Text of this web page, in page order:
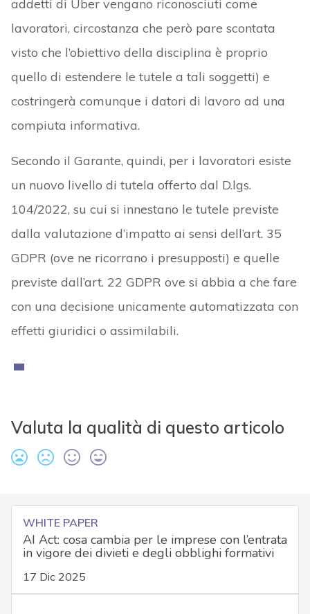
addetti di Uber vengano riconosciuti come
lavoratori, circostanza che però pare scontata
visto che l’obiettivo della disciplina è proprio
quello di estendere le tutele a tali soggetti) e
costringerà comunque i datori di lavoro ad una
compiuta informativa.
Secondo il Garante, quindi, per i lavoratori esiste
un nuovo livello di tutela offerto dal D.lgs.
104/2022, su cui si innestano le tutele previste
dalla valutazione d’impatto ai sensi dell’art. 35
GDPR (ove ne ricorrano i presupposti) e quelle
previste dall’art. 22 GDPR ove si abbia a che fare
con una decisione unicamente automatizzata con
effetti giuridici o assimilabili.
Valuta la qualità di questo articolo
WHITE PAPER
AI Act: cosa cambia per le imprese con l’entrata
in vigore dei divieti e degli obblighi formativi
17 Dic 2025